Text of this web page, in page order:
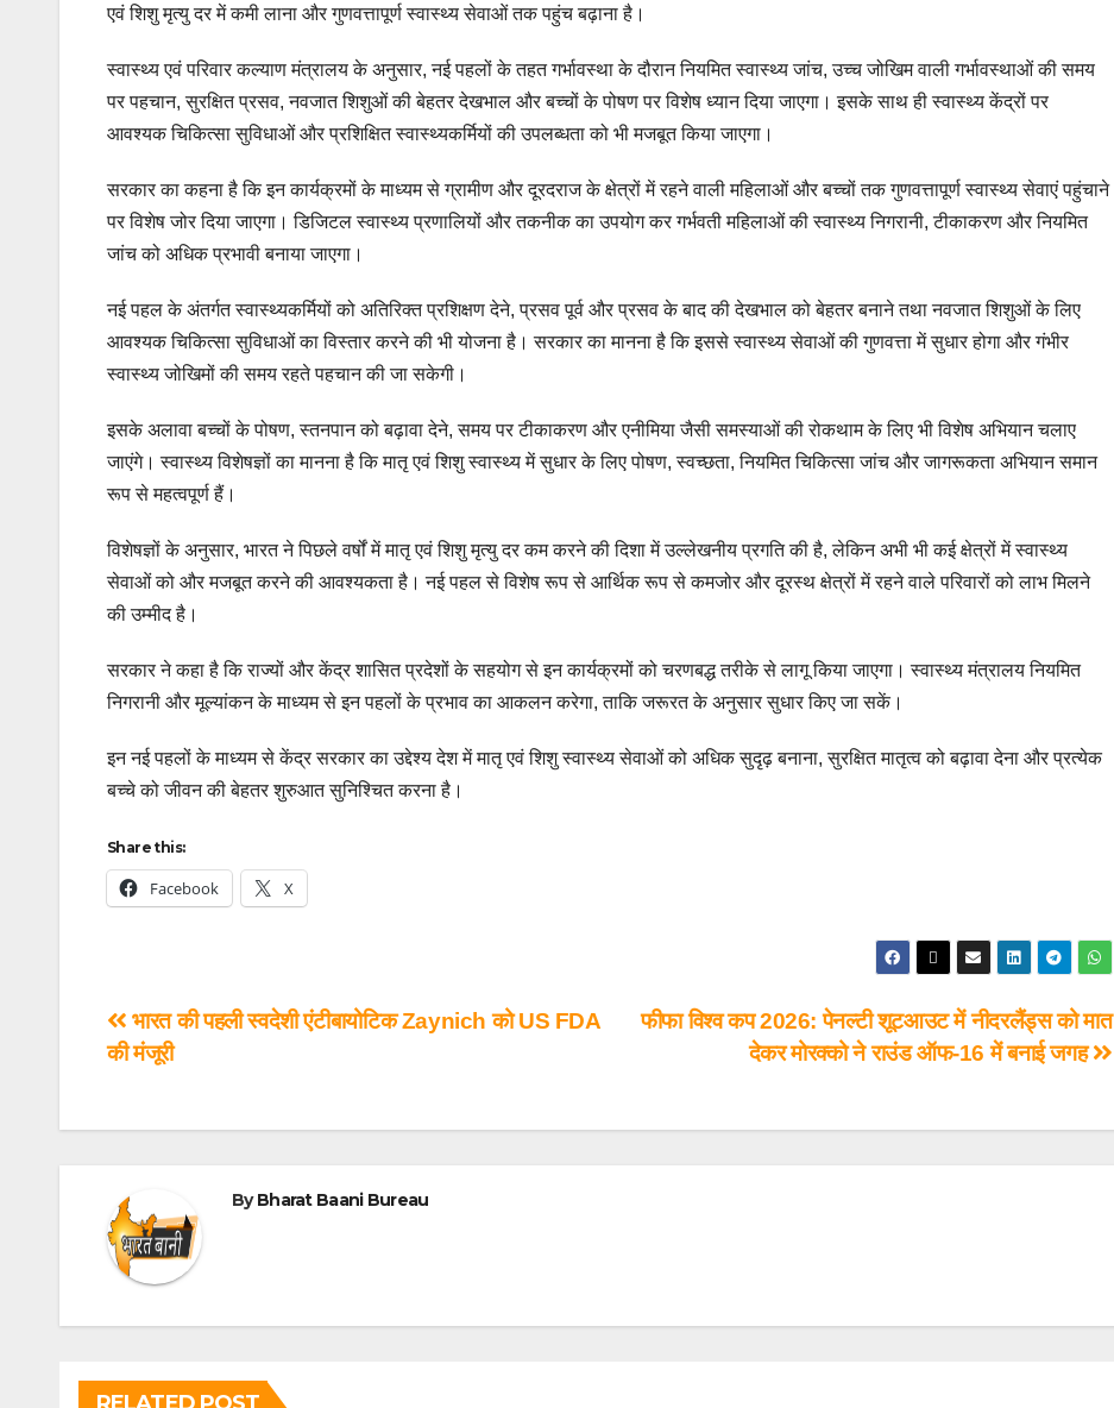
एवं शिशु मृत्यु दर में कमी लाना और गुणवत्तापूर्ण स्वास्थ्य सेवाओं तक पहुंच बढ़ाना है।
स्वास्थ्य एवं परिवार कल्याण मंत्रालय के अनुसार, नई पहलों के तहत गर्भावस्था के दौरान नियमित स्वास्थ्य जांच, उच्च जोखिम वाली गर्भावस्थाओं की समय
पर पहचान, सुरक्षित प्रसव, नवजात शिशुओं की बेहतर देखभाल और बच्चों के पोषण पर विशेष ध्यान दिया जाएगा। इसके साथ ही स्वास्थ्य केंद्रों पर
आवश्यक चिकित्सा सुविधाओं और प्रशिक्षित स्वास्थ्यकर्मियों की उपलब्धता को भी मजबूत किया जाएगा।
सरकार का कहना है कि इन कार्यक्रमों के माध्यम से ग्रामीण और दूरदराज के क्षेत्रों में रहने वाली महिलाओं और बच्चों तक गुणवत्तापूर्ण स्वास्थ्य सेवाएं पहुंचाने
पर विशेष जोर दिया जाएगा। डिजिटल स्वास्थ्य प्रणालियों और तकनीक का उपयोग कर गर्भवती महिलाओं की स्वास्थ्य निगरानी, टीकाकरण और नियमित
जांच को अधिक प्रभावी बनाया जाएगा।
नई पहल के अंतर्गत स्वास्थ्यकर्मियों को अतिरिक्त प्रशिक्षण देने, प्रसव पूर्व और प्रसव के बाद की देखभाल को बेहतर बनाने तथा नवजात शिशुओं के लिए
आवश्यक चिकित्सा सुविधाओं का विस्तार करने की भी योजना है। सरकार का मानना है कि इससे स्वास्थ्य सेवाओं की गुणवत्ता में सुधार होगा और गंभीर
स्वास्थ्य जोखिमों की समय रहते पहचान की जा सकेगी।
इसके अलावा बच्चों के पोषण, स्तनपान को बढ़ावा देने, समय पर टीकाकरण और एनीमिया जैसी समस्याओं की रोकथाम के लिए भी विशेष अभियान चलाए
जाएंगे। स्वास्थ्य विशेषज्ञों का मानना है कि मातृ एवं शिशु स्वास्थ्य में सुधार के लिए पोषण, स्वच्छता, नियमित चिकित्सा जांच और जागरूकता अभियान समान
रूप से महत्वपूर्ण हैं।
विशेषज्ञों के अनुसार, भारत ने पिछले वर्षों में मातृ एवं शिशु मृत्यु दर कम करने की दिशा में उल्लेखनीय प्रगति की है, लेकिन अभी भी कई क्षेत्रों में स्वास्थ्य
सेवाओं को और मजबूत करने की आवश्यकता है। नई पहल से विशेष रूप से आर्थिक रूप से कमजोर और दूरस्थ क्षेत्रों में रहने वाले परिवारों को लाभ मिलने
की उम्मीद है।
सरकार ने कहा है कि राज्यों और केंद्र शासित प्रदेशों के सहयोग से इन कार्यक्रमों को चरणबद्ध तरीके से लागू किया जाएगा। स्वास्थ्य मंत्रालय नियमित
निगरानी और मूल्यांकन के माध्यम से इन पहलों के प्रभाव का आकलन करेगा, ताकि जरूरत के अनुसार सुधार किए जा सकें।
इन नई पहलों के माध्यम से केंद्र सरकार का उद्देश्य देश में मातृ एवं शिशु स्वास्थ्य सेवाओं को अधिक सुदृढ़ बनाना, सुरक्षित मातृत्व को बढ़ावा देना और प्रत्येक
बच्चे को जीवन की बेहतर शुरुआत सुनिश्चित करना है।
Share this:
Facebook X
फीफा विश्व कप 2026: पेनल्टी शूटआउट में नीदरलैंड्स को मात
देकर मोरक्को ने राउंड ऑफ-16 में बनाई जगह
भारत की पहली स्वदेशी एंटीबायोटिक Zaynich को US FDA
की मंजूरी
ByBharat Baani Bureau